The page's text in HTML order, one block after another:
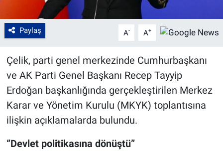
Paylaş A- A+
Çelik, parti genel merkezinde Cumhurbaşkanı
ve AK Parti Genel Başkanı Recep Tayyip
Erdoğan başkanlığında gerçekleştirilen Merkez
Karar ve Yönetim Kurulu (MKYK) toplantısına
ilişkin açıklamalarda bulundu.
“Devlet politikasına dönüştü”